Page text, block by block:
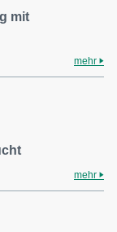
mit
mehr
mehr